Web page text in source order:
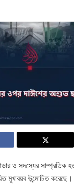
ও সদস্যের সাম্প্রতিক
মুখাবয়ব উন্মোচিত